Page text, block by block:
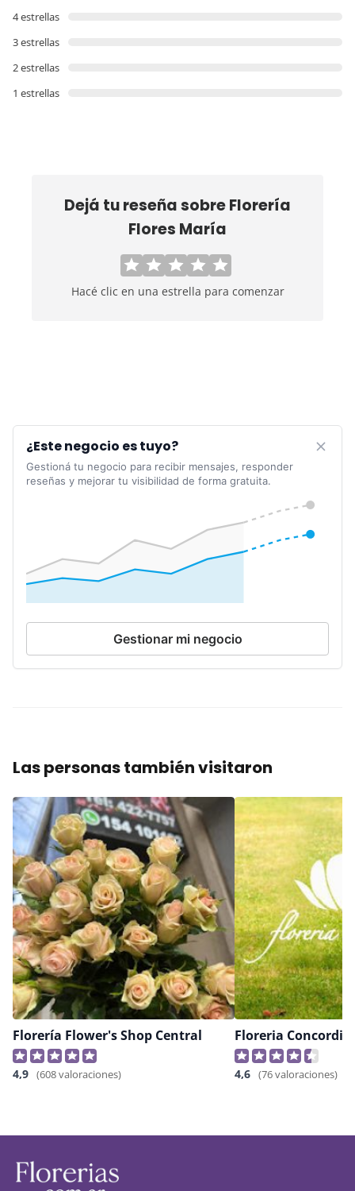
4 estrellas
3 estrellas
2 estrellas
1 estrellas
Dejá tu reseña sobreFlorería
Flores María
Hacé clic en una estrella para comenzar
¿Este negocio es tuyo?
Gestioná tu negocio para recibir mensajes, responder
reseñas y mejorar tu visibilidad de forma gratuita.
Gestionar mi negocio
Las personas también visitaron
Florería Flower's Shop Central
4,9 (608 valoraciones)
Floreria Concordia
4,6 (76 valoraciones)